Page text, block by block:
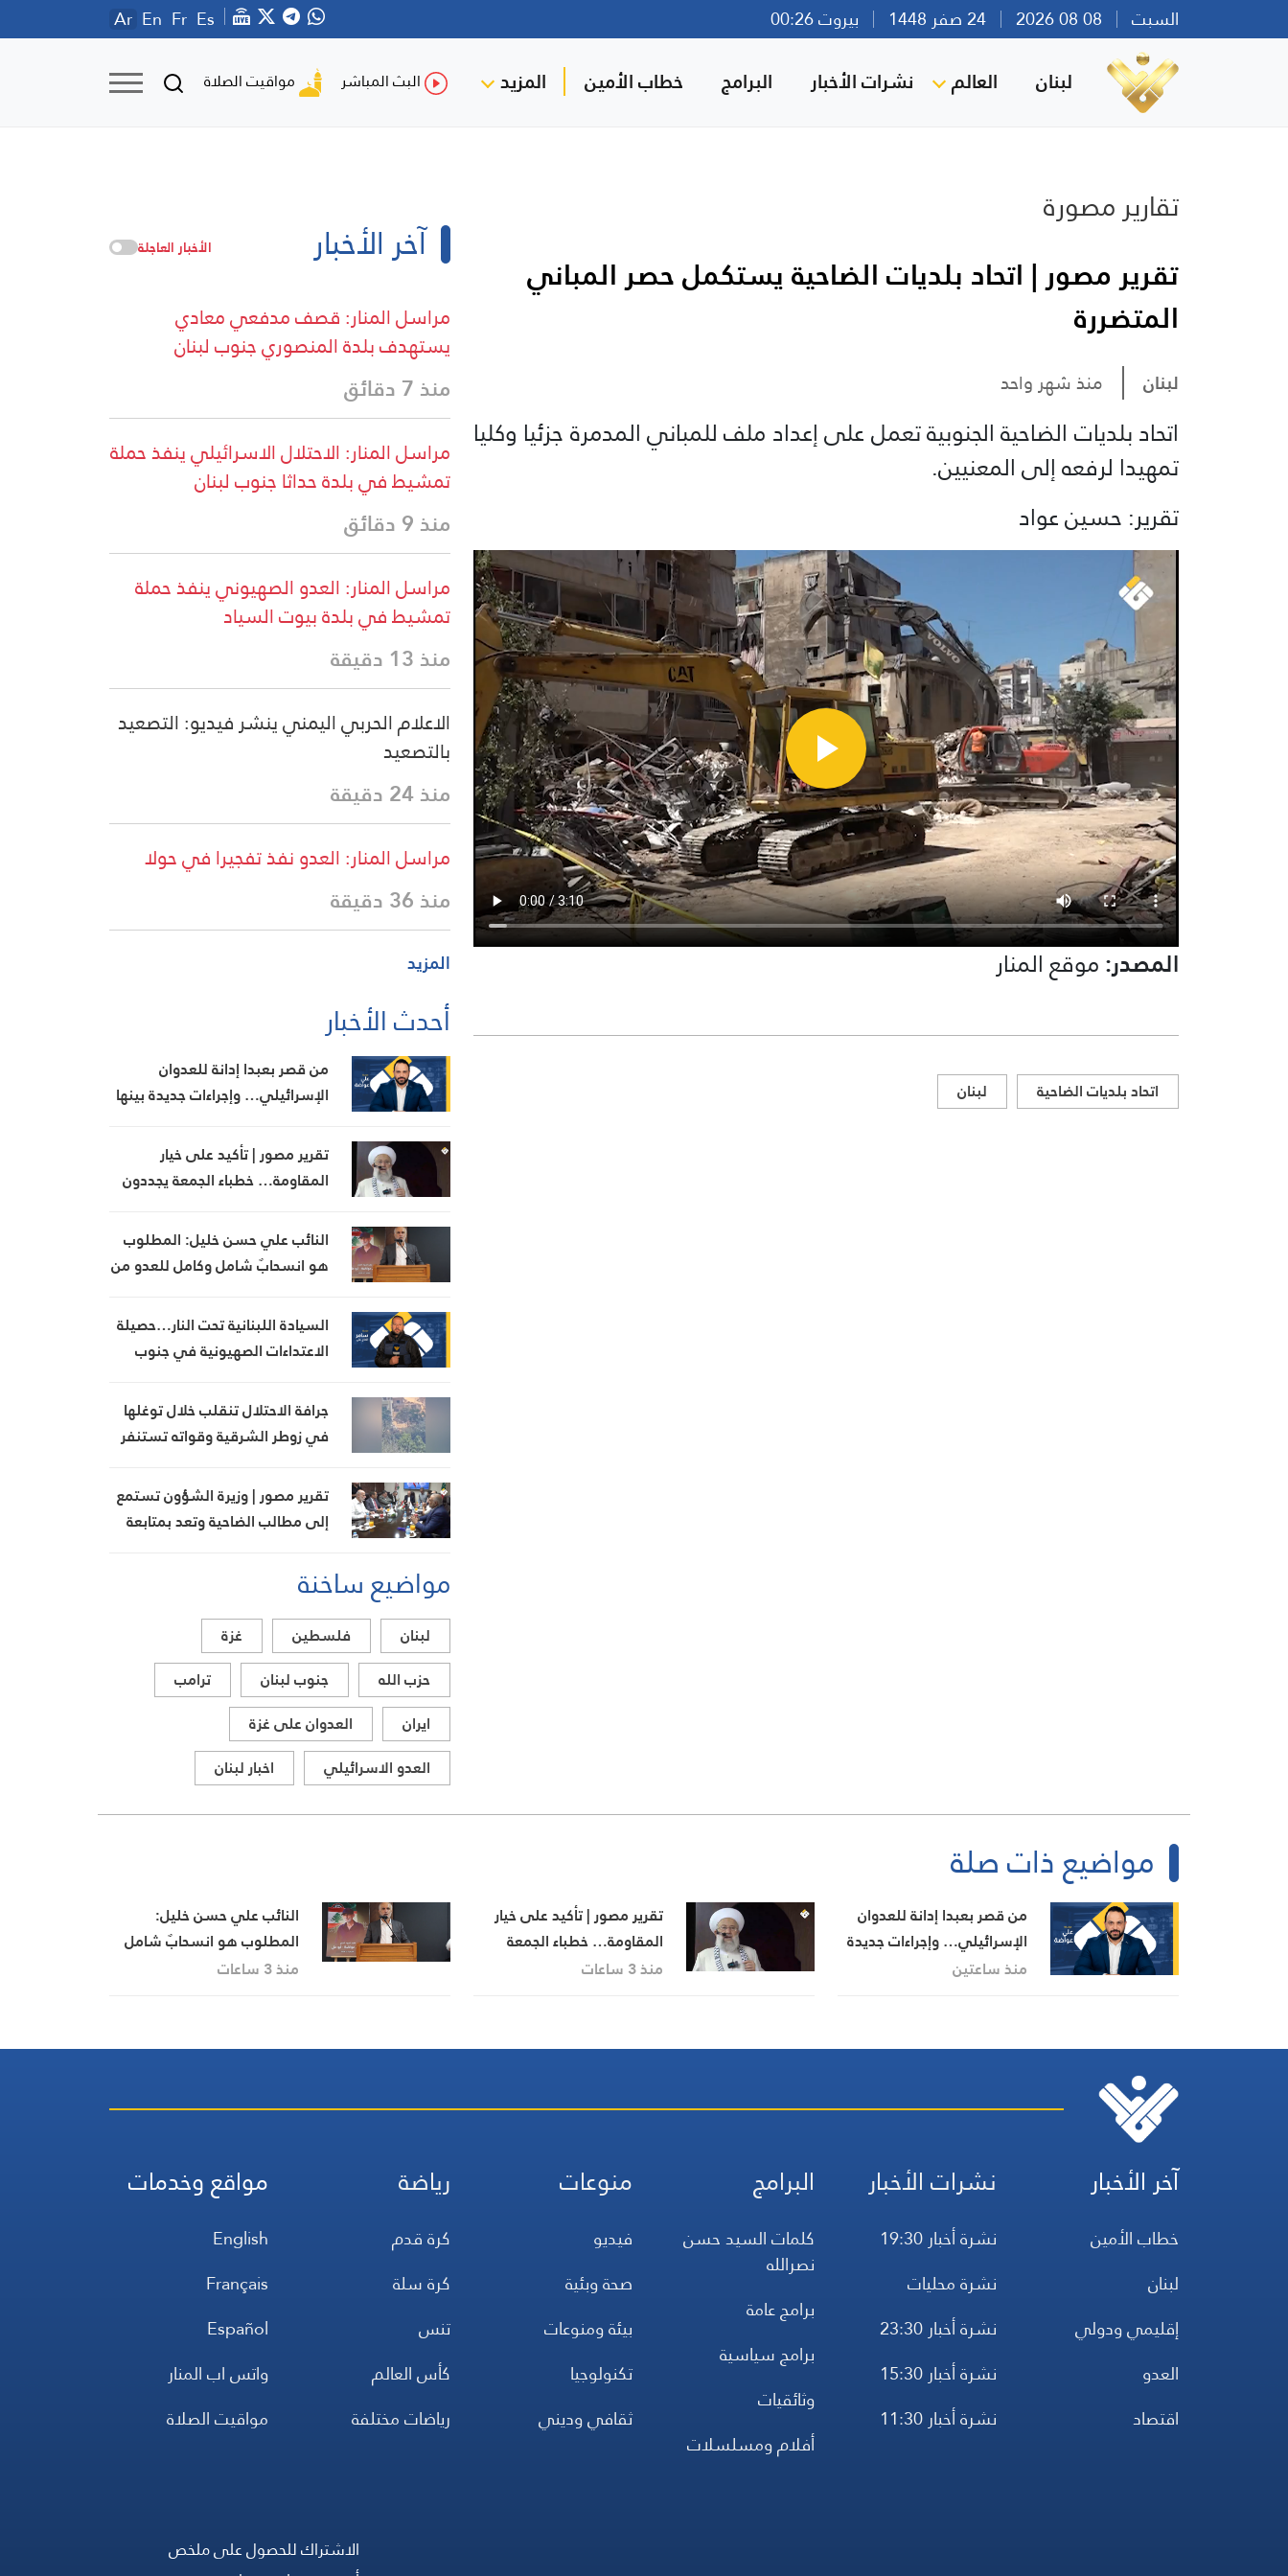
السبت بيروت 00:26 Ar En Fr Es
لبنان العالم نشرات الأخبار البرامج خطاب الأمين المزيد البث المباشر مواقيت الصلاة
تقارير مصورة
تقرير مصور | اتحاد بلديات الضاحية يستكمل حصر المباني
المتضررة
لبنان منذ شهر واحد
اتحاد بلديات الضاحية الجنوبية تعمل على إعداد ملف للمباني المدمرة جزئيا وكليا
تمهيدا لرفعه إلى المعنيين.
تقرير: حسين عواد
المصدر:موقع المنار
اتحاد بلديات الضاحية لبنان
آخر الأخبار الأخبار العاجلة
مراسل المنار: قصف مدفعي معادي
يستهدف بلدة المنصوري جنوب لبنان
منذ 7 دقائق
مراسل المنار: الاحتلال الاسرائيلي ينفذ حملة
تمشيط في بلدة حداثا جنوب لبنان
منذ 9 دقائق
مراسل المنار: العدو الصهيوني ينفذ حملة
تمشيط في بلدة بيوت السياد
منذ 13 دقيقة
الاعلام الحربي اليمني ينشر فيديو: التصعيد
بالتصعيد
منذ 24 دقيقة
مراسل المنار: العدو نفذ تفجيرا في حولا
منذ 36 دقيقة
المزيد
أحدث الأخبار
من قصر بعبدا إدانة للعدوان
الإسرائيلي… وإجراءات جديدة بينها
تقرير مصور | تأكيد على خيار
المقاومة… خطباء الجمعة يجددون
النائب علي حسن خليل: المطلوب
هو انسحابٌ شامل وكامل للعدو من
السيادة اللبنانية تحت النار…حصيلة
الاعتداءات الصهيونية في جنوب
جرافة الاحتلال تنقلب خلال توغلها
في زوطر الشرقية وقواته تستنفر
تقرير مصور | وزيرة الشؤون تستمع
إلى مطالب الضاحية وتعد بمتابعة
مواضيع ساخنة
لبنان فلسطين
غزة
حزب الله
جنوب لبنان
ترامب
ايران
العدوان على غزة
العدو الاسرائيلي
اخبار لبنان
مواضيع ذات صلة
من قصر بعبدا إدانة للعدوان
الإسرائيلي… وإجراءات جديدة
بينها إجراء يخص مطار بيروت
منذ ساعتين
تقرير مصور | تأكيد على خيار
المقاومة… خطباء الجمعة
يجددون رفض المفاوضات مع
منذ 3 ساعات
النائب علي حسن خليل:
المطلوب هو انسحابٌ شامل
وكامل للعدو من الجنوب
منذ 3 ساعات
آخر الأخبار
خطاب الأمين
لبنان
إقليمي ودولي
العدو
اقتصاد
نشرات الأخبار
نشرة أخبار 19:30
نشرة محليات
نشرة أخبار 23:30
نشرة أخبار 15:30
نشرة أخبار 11:30
البرامج
كلمات السيد حسن
نصرالله
برامج عامة
برامج سياسية
وثائقيات
أفلام ومسلسلات
منوعات
فيديو
صحة وبئية
بيئة ومنوعات
تكنولوجيا
ثقافي وديني
رياضة
كرة قدم
كرة سلة
تنس
كأس العالم
رياضات مختلفة
مواقع وخدمات
English
Français
Español
واتس اب المنار
مواقيت الصلاة
الاشتراك للحصول على ملخص